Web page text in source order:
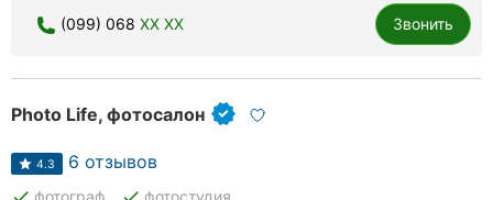
(099) 068 XX XX Звонить
Photo Life, фотосалон
4.3 6 отзывов